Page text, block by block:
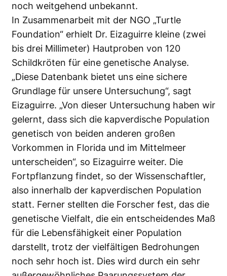
noch weitgehend unbekannt.
In Zusammenarbeit mit der NGO „Turtle
Foundation“ erhielt Dr. Eizaguirre kleine (zwei
bis drei Millimeter) Hautproben von 120
Schildkröten für eine genetische Analyse.
„Diese Datenbank bietet uns eine sichere
Grundlage für unsere Untersuchung“, sagt
Eizaguirre. „Von dieser Untersuchung haben wir
gelernt, dass sich die kapverdische Population
genetisch von beiden anderen großen
Vorkommen in Florida und im Mittelmeer
unterscheiden“, so Eizaguirre weiter. Die
Fortpflanzung findet, so der Wissenschaftler,
also innerhalb der kapverdischen Population
statt. Ferner stellten die Forscher fest, das die
genetische Vielfalt, die ein entscheidendes Maß
für die Lebensfähigkeit einer Population
darstellt, trotz der vielfältigen Bedrohungen
noch sehr hoch ist. Dies wird durch ein sehr